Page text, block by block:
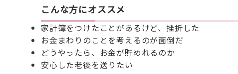
こんな方にオススメ
家計簿をつけたことがあるけど、挫折した
お金まわりのことを考えるのが面倒だ
どうやったら、お金が貯めれるのか
安心した老後を送りたい